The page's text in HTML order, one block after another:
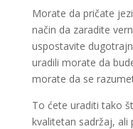
Morate da pričate
način da zaradite
uspostavite
uradili morate da
morate da se
To ćete uraditi tako
kvalitetan sadržaj, ali